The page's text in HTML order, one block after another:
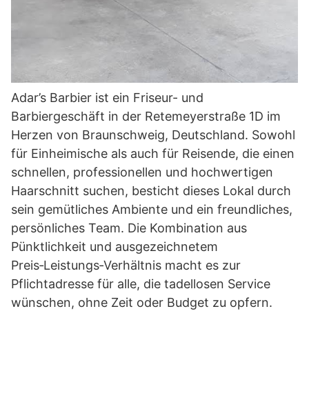
Adar’s Barbier ist ein Friseur- und
Barbiergeschäft in der Retemeyerstraße 1D im
Herzen von Braunschweig, Deutschland. Sowohl
für Einheimische als auch für Reisende, die einen
schnellen, professionellen und hochwertigen
Haarschnitt suchen, besticht dieses Lokal durch
sein gemütliches Ambiente und ein freundliches,
persönliches Team. Die Kombination aus
Pünktlichkeit und ausgezeichnetem
Preis‑Leistungs‑Verhältnis macht es zur
Pflichtadresse für alle, die tadellosen Service
wünschen, ohne Zeit oder Budget zu opfern.